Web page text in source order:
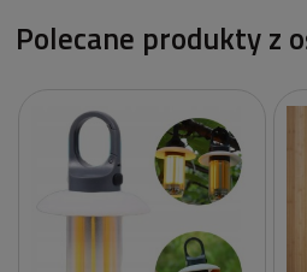
Polecane produkty z